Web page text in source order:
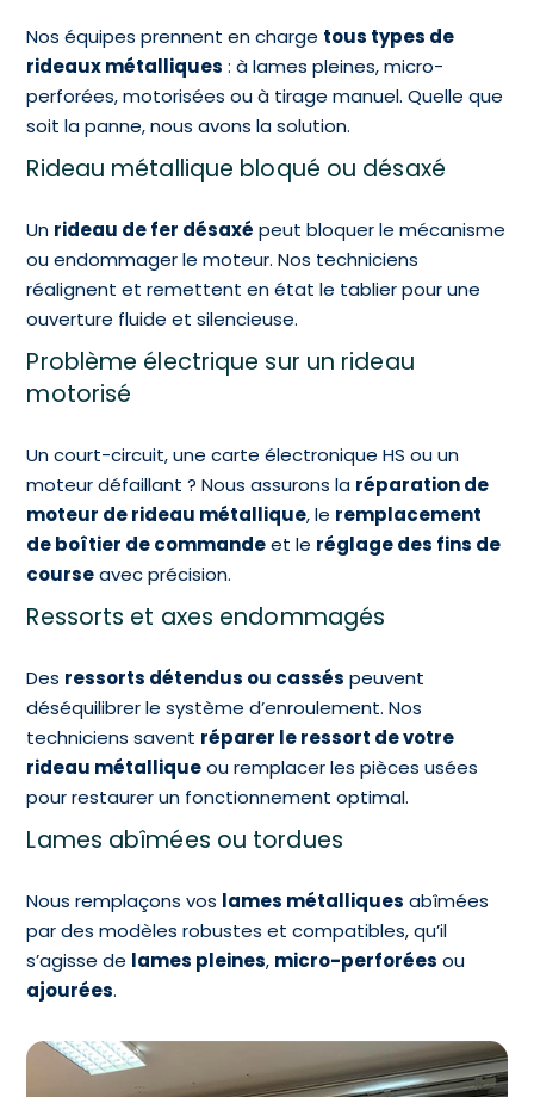
Nos équipes prennent en charge tous types de
rideaux métalliques : à lames pleines, micro-
perforées, motorisées ou à tirage manuel. Quelle que
soit la panne, nous avons la solution.
Rideau métallique bloqué ou désaxé
Un rideau de fer désaxé peut bloquer le mécanisme
ou endommager le moteur. Nos techniciens
réalignent et remettent en état le tablier pour une
ouverture fluide et silencieuse.
Problème électrique sur un rideau
motorisé
Un court-circuit, une carte électronique HS ou un
moteur défaillant ? Nous assurons la réparation de
moteur de rideau métallique, le remplacement
de boîtier de commandeet le réglage des fins de
courseavec précision.
Ressorts et axes endommagés
Des ressorts détendus ou cassés peuvent
déséquilibrer le système d’enroulement. Nos
techniciens savent réparer le ressort de votre
rideau métalliqueou remplacer les pièces usées
pour restaurer un fonctionnement optimal.
Lames abîmées ou tordues
Nous remplaçons vos lames métalliques abîmées
par des modèles robustes et compatibles, qu’il
s’agisse de lames pleines, micro-perforées ou
ajourées.